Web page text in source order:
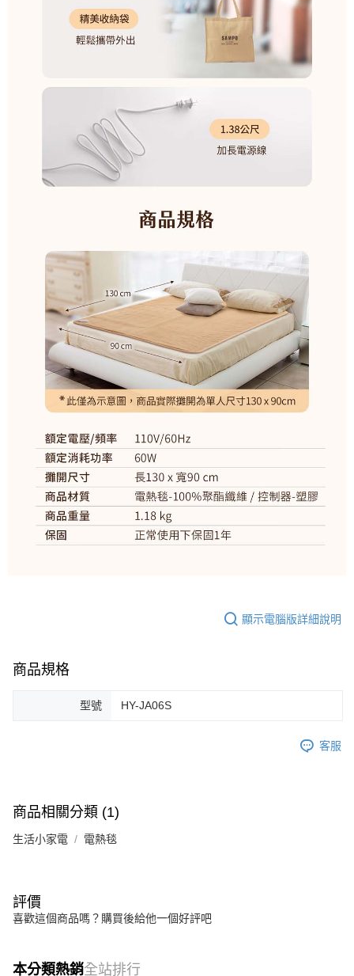
顯示電腦版詳細說明
商品規格
型號 HY-JA06S
客服
商品相關分類 (1)
生活小家電 電熱毯
評價
喜歡這個商品嗎？購買後給他一個好評吧
本分類熱銷全站排行